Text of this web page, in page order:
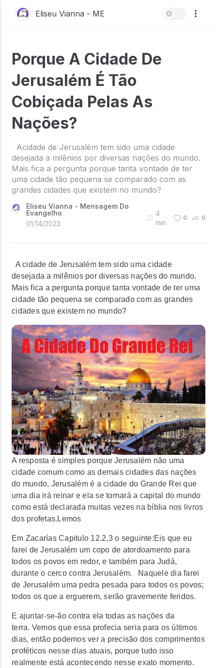
Eliseu Vianna - ME
Porque A Cidade De
Jerusalém É Tão
Cobiçada Pelas As
Nações?
Acidade de Jerusalém tem sido uma cidade
desejada a milênios por diversas nações do mundo.
Mais fica a pergunta porque tanta vontade de ter
uma cidade tão pequena se comparado com as
grandes cidades que existem no mundo?
Eliseu Vianna - Mensagem Do
Evangelho
01/14/2023
4
min
0 0
A cidade de Jerusalém tem sido uma cidade
desejada a milênios por diversas nações do mundo.
Mais fica a pergunta porque tanta vontade de ter uma
cidade tão pequena se comparado com as grandes
cidades que existem no mundo?
A resposta é simples porque Jerusalém não uma
cidade comum como as demais cidades das nações
do mundo, Jerusalém é a cidade do Grande Rei que
uma dia irá reinar e ela se tornará a capital do mundo
como está declarada muitas vezes na bíblia nos livros
dos profetas.Lemos
Em Zacarías Capitulo 12.2,3 o seguinte:Eis que eu
farei de Jerusalém um copo de atordoamento para
todos os povos em redor, e também para Judá,
durante o cerco contra Jerusalém.
Naquele dia farei
de Jerusalém uma pedra pesada para todos os povos;
todos os que a erguerem, serão gravemente feridos.
E ajuntar-se-ão contra ela todas as nações da
terra. Vemos que essa profecia seria para os últimos
dias, então podemos ver a precisão dos comprimentos
proféticos nesse dias atuais, porque tudo isso
realmente está acontecendo nesse exato momento.